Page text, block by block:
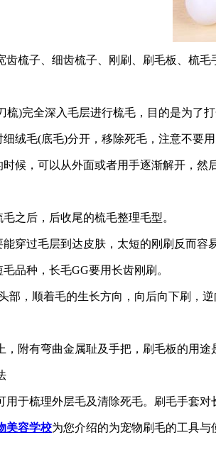
齿梳子、细齿梳子、刚刷、刷毛板、梳毛
梳)完全深入毛层进行梳毛，目的是为了打
绒毛(底毛)分开，移除死毛，注意不要用
候，可以从外面或者用手逐渐解开，然
之后，后收尾的梳毛整理毛型。
穿过毛层到达皮肤，太短的刚刷反而容
品种，长毛GG要用长齿刚刷。
部，顺着毛的生长方向，向后向下刷，逆
，附有弯曲金属耻及手把，刷毛板的用途
用于梳理外层毛及清除死毛。刷毛手套对
美容学校为您介绍的为宠物刷毛的工具与